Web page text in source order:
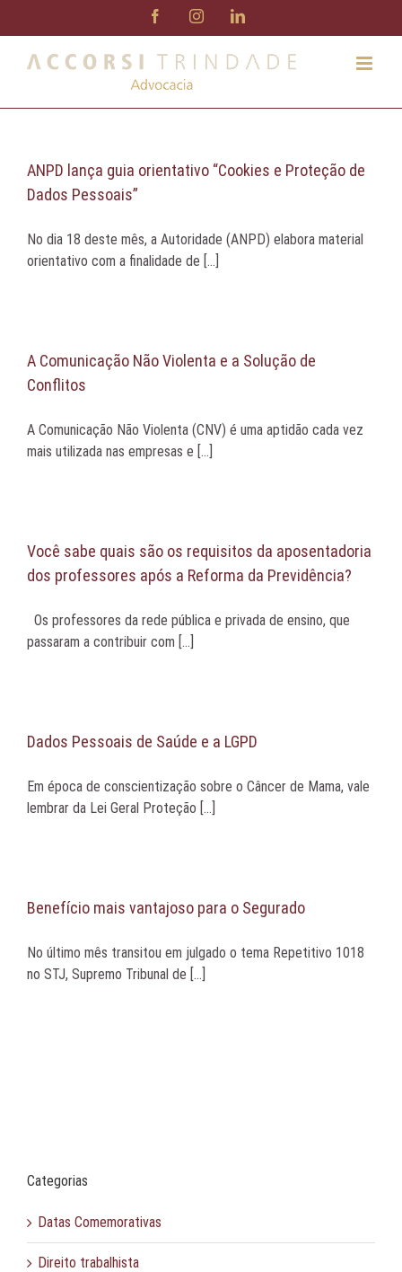
conteúdo
FacebookInstagramLinkedIn
ANPD lança guia orientativo “Cookies e Proteção de
Dados Pessoais”
No dia 18 deste mês, a Autoridade (ANPD) elabora material
orientativo com a finalidade de [...]
A Comunicação Não Violenta e a Solução de
Conflitos
A Comunicação Não Violenta (CNV) é uma aptidão cada vez
mais utilizada nas empresas e [...]
Você sabe quais são os requisitos da aposentadoria
dos professores após a Reforma da Previdência?
Os professores da rede pública e privada de ensino, que
passaram a contribuir com [...]
Dados Pessoais de Saúde e a LGPD
Em época de conscientização sobre o Câncer de Mama, vale
lembrar da Lei Geral Proteção [...]
Benefício mais vantajoso para o Segurado
No último mês transitou em julgado o tema Repetitivo 1018
no STJ, Supremo Tribunal de [...]
Categorias
Datas Comemorativas
Direito trabalhista